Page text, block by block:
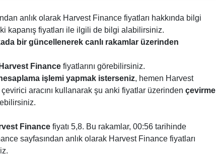
anlık olarak Harvest Finance fiyatları hakkında bilgi
kapanış fiyatları ile ilgili de bilgi alabilirsiniz.
bir güncellenerek canlı rakamlar üzerinden
Harvest Finance fiyatlarını görebilirsiniz.
işlemi yapmak isterseniz, hemen Harvest
aracını kullanarak şu anki fiyatlar üzerinden çevirme
Finance fiyatı 5,8. Bu rakamlar, 00:56 tarihinde
sayfasından anlık olarak Harvest Finance fiyatları